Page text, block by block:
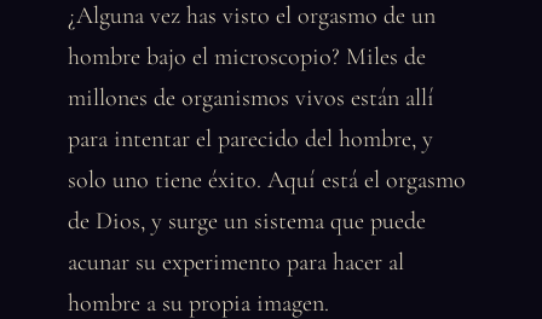
¿Alguna vez has visto el orgasmo de un
hombre bajo el microscopio? Miles de
millones de organismos vivos están allí
para intentar el parecido del hombre, y
solo uno tiene éxito. Aquí está el orgasmo
de Dios, y surge un sistema que puede
acunar su experimento para hacer al
hombre a su propia imagen.